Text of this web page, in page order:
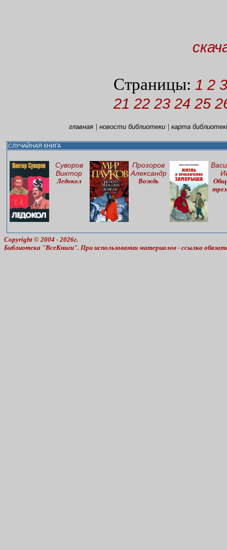
Страницы: 1 2 3
21 22 23 24 25
главная| новости библиотеки| карта
СЛУЧАЙНАЯ КНИГА
Суворов
Виктор
Ледокол
Прозоров
Александр
Вождь
Copyright © 2004 - 2026г.
Библиотека "ВсеКниги". При использовании материалов - ссылка